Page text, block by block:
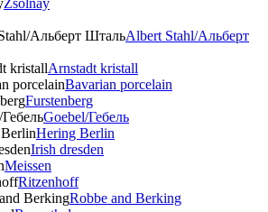
Zsolnay
Albert Stahl/Альбеpт
Arnstadt kristall
Bavarian porcelain
Furstenberg
Goebel/Гебель
Hering Berlin
Irish dresden
Meissen
Ritzenhoff
Robbe and Berking